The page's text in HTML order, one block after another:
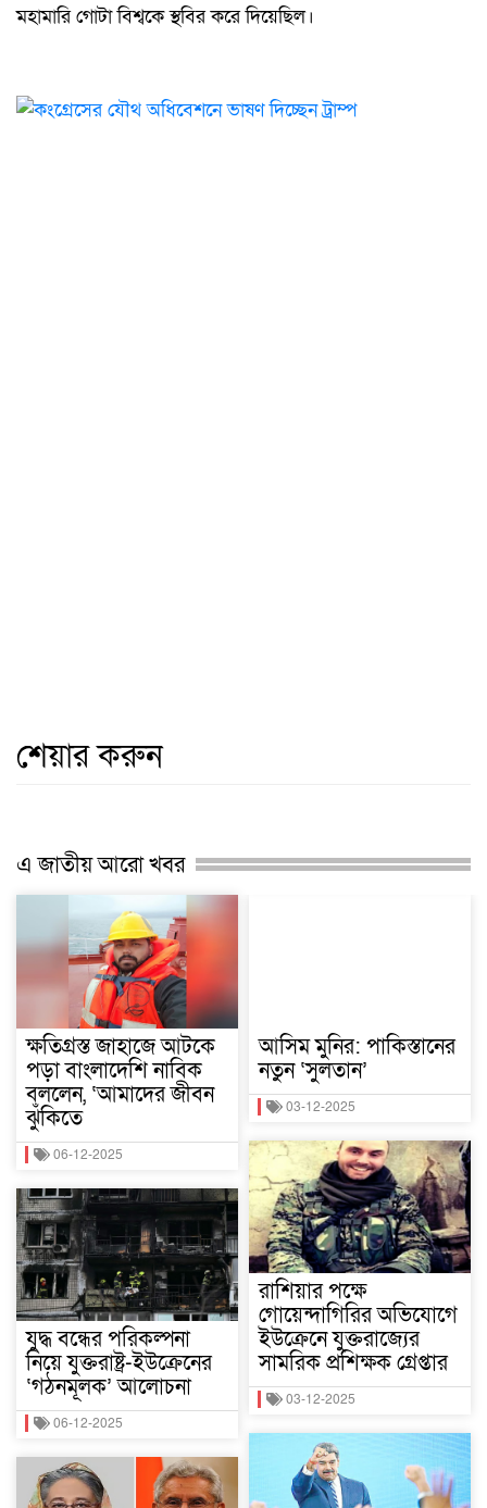
মহামারি গোটা বিশ্বকে স্থবির করে দিয়েছিল।
শেয়ার করুন
এ জাতীয় আরো খবর
ক্ষতিগ্রস্ত জাহাজে আটকে
পড়া বাংলাদেশি নাবিক
বললেন, ‘আমাদের জীবন
ঝুঁকিতে
06-12-2025
যুদ্ধ বন্ধের পরিকল্পনা
নিয়ে যুক্তরাষ্ট্র-ইউক্রেনের
‘গঠনমূলক’ আলোচনা
06-12-2025
আসিম মুনির: পাকিস্তানের
নতুন ‘সুলতান’
03-12-2025
রাশিয়ার পক্ষে
গোয়েন্দাগিরির অভিযোগে
ইউক্রেনে যুক্তরাজ্যের
সামরিক প্রশিক্ষক গ্রেপ্তার
03-12-2025